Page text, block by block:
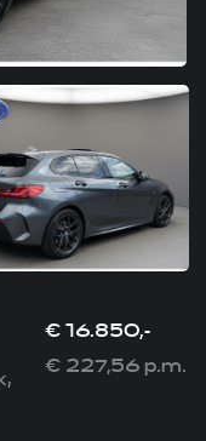
€ 16.850,-
€ 227,56 p.m.